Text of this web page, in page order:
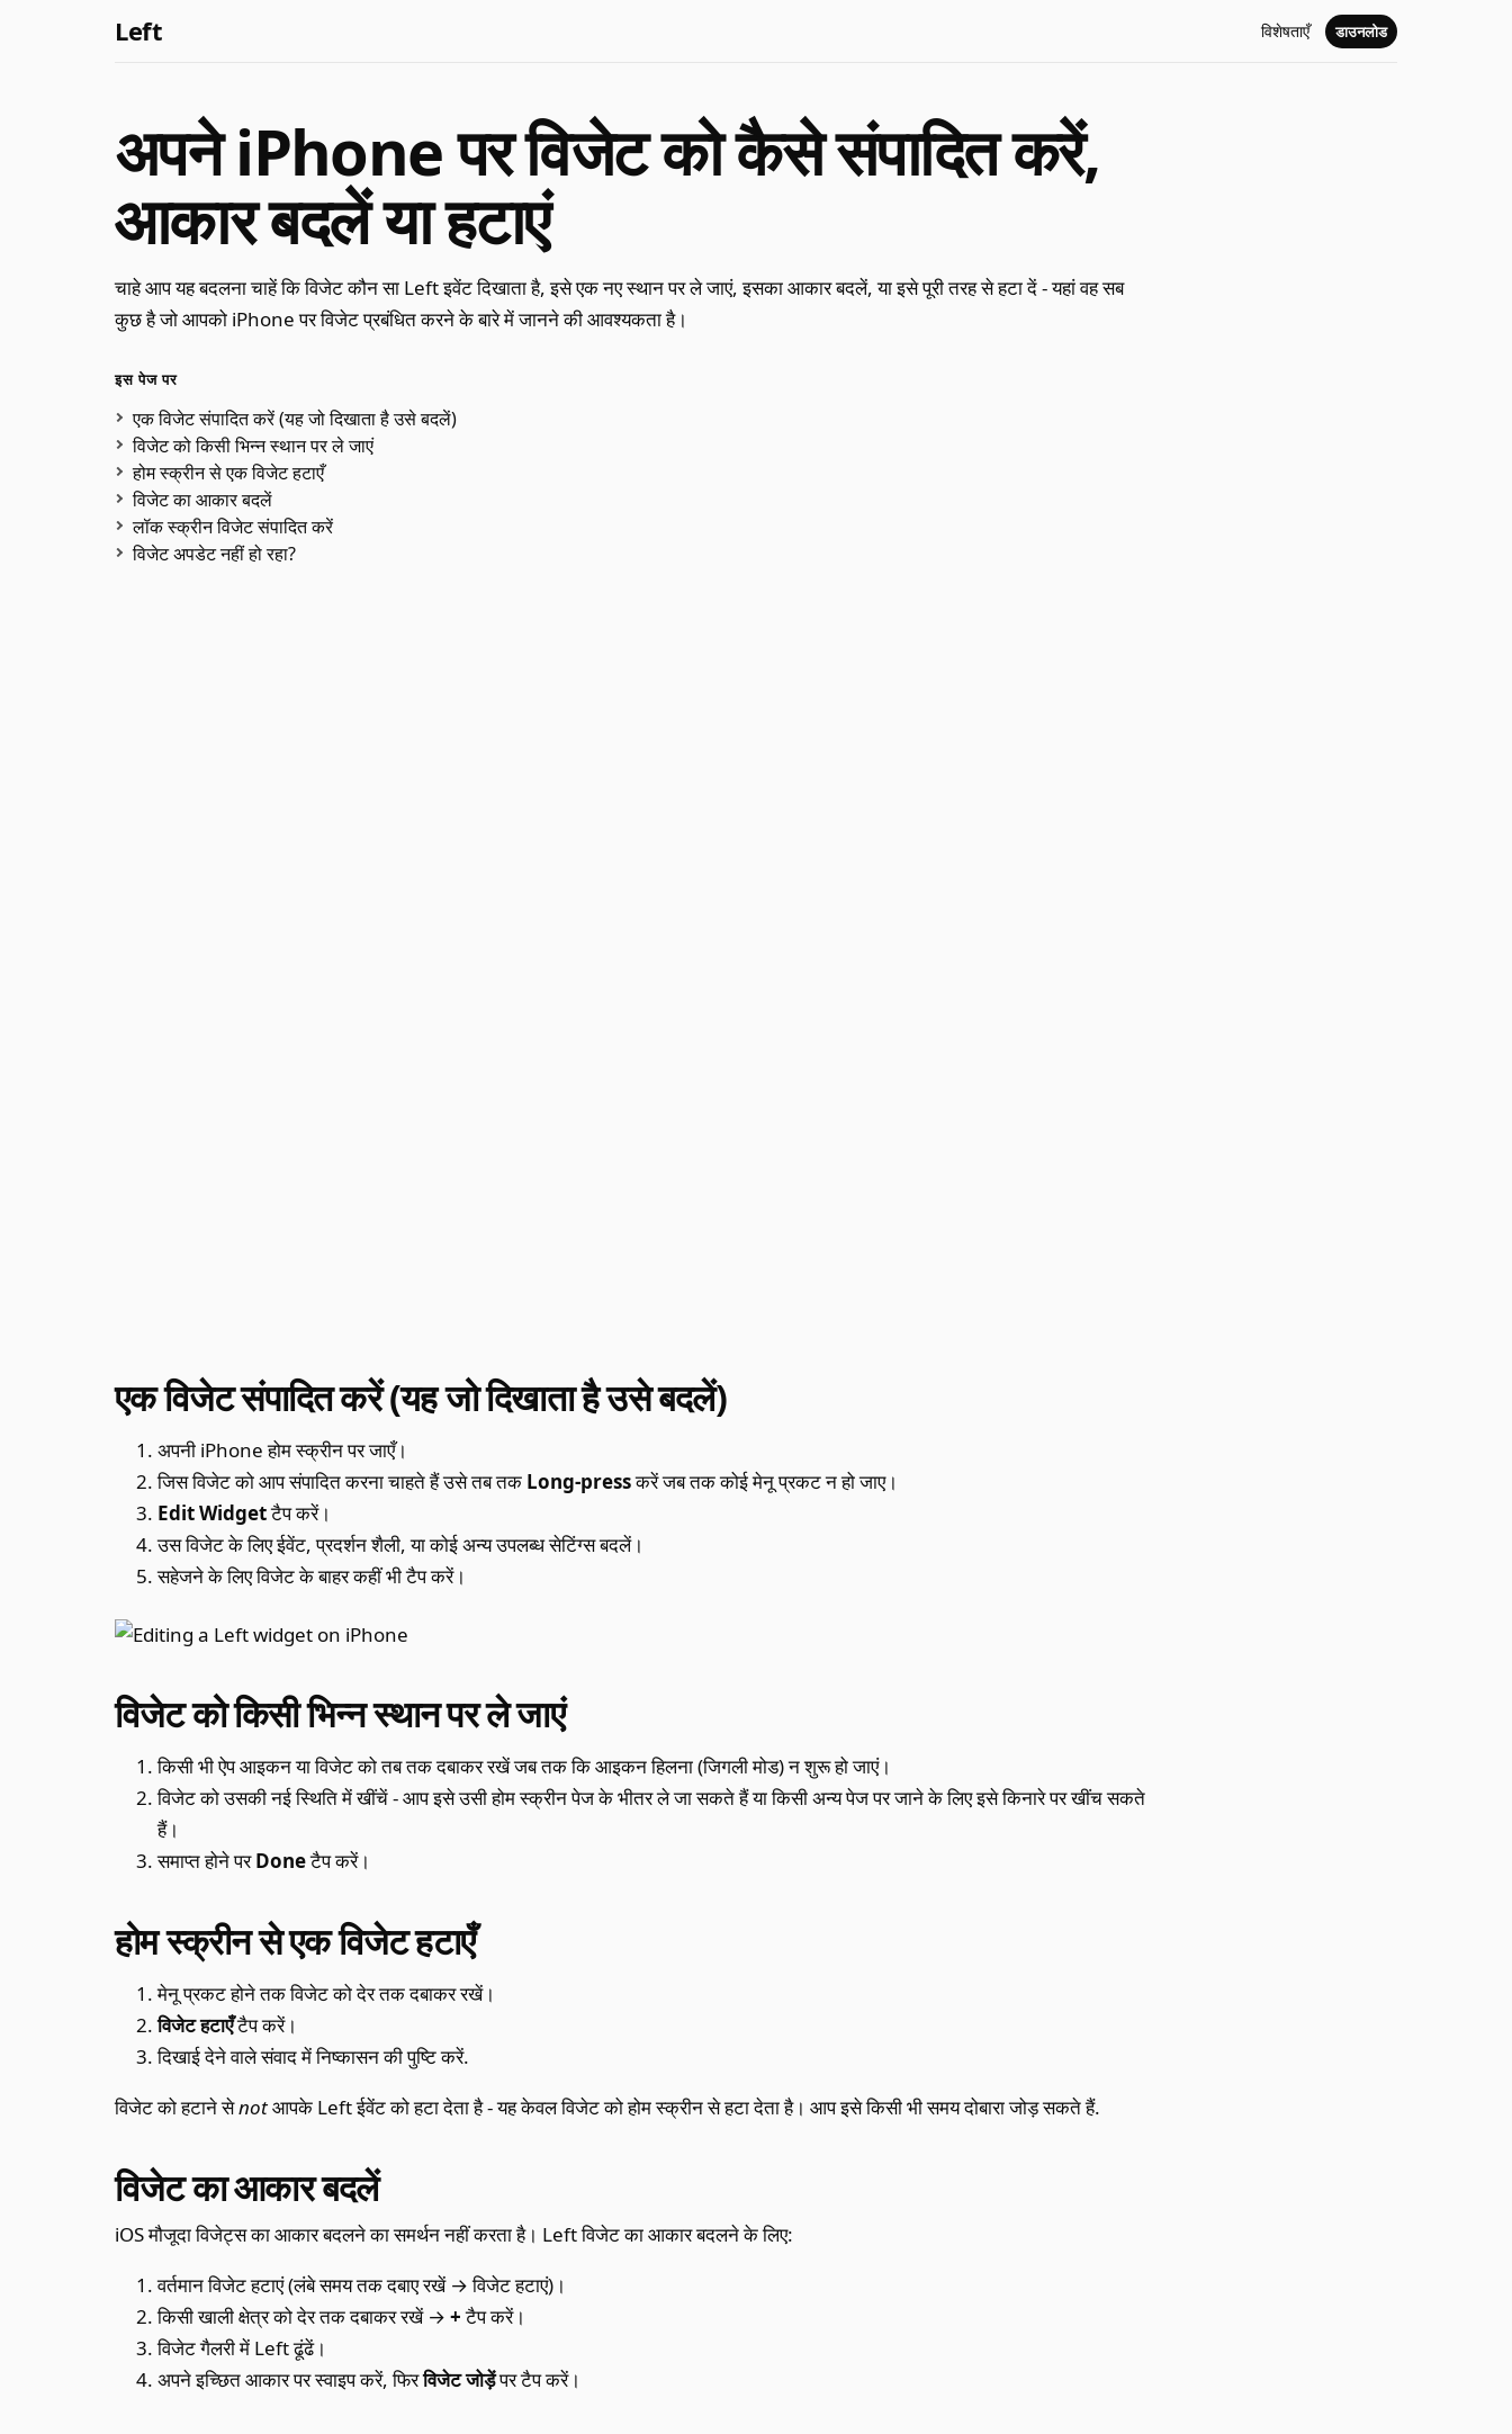
Left विशेषताएँ डाउनलोड
अपने iPhone पर विजेट को कैसे संपादित करें,
आकार बदलें या हटाएं
चाहे आप यह बदलना चाहें कि विजेट कौन सा Left इवेंट दिखाता है, इसे एक नए स्थान पर ले जाएं, इसका आकार बदलें, या इसे पूरी तरह से हटा दें - यहां वह सब
कुछ है जो आपको iPhone पर विजेट प्रबंधित करने के बारे में जानने की आवश्यकता है।
इस पेज पर
एक विजेट संपादित करें (यह जो दिखाता है उसे बदलें)
विजेट को किसी भिन्न स्थान पर ले जाएं
होम स्क्रीन से एक विजेट हटाएँ
विजेट का आकार बदलें
लॉक स्क्रीन विजेट संपादित करें
विजेट अपडेट नहीं हो रहा?
एक विजेट संपादित करें (यह जो दिखाता है उसे बदलें)
अपनी iPhone होम स्क्रीन पर जाएँ।
जिस विजेट को आप संपादित करना चाहते हैं उसे तब तक Long-pressकरें जब तक कोई मेनू प्रकट न हो जाए।
Edit Widgetटैप करें।
उस विजेट के लिए ईवेंट, प्रदर्शन शैली, या कोई अन्य उपलब्ध सेटिंग्स बदलें।
सहेजने के लिए विजेट के बाहर कहीं भी टैप करें।
विजेट को किसी भिन्न स्थान पर ले जाएं
किसी भी ऐप आइकन या विजेट को तब तक दबाकर रखें जब तक कि आइकन हिलना (जिगली मोड) न शुरू हो जाएं।
विजेट को उसकी नई स्थिति में खींचें - आप इसे उसी होम स्क्रीन पेज के भीतर ले जा सकते हैं या किसी अन्य पेज पर जाने के लिए इसे किनारे पर खींच सकते
हैं।
समाप्त होने परDoneटैप करें।
होम स्क्रीन से एक विजेट हटाएँ
मेनू प्रकट होने तक विजेट को देर तक दबाकर रखें।
विजेट हटाएँटैप करें।
दिखाई देने वाले संवाद में निष्कासन की पुष्टि करें.
विजेट को हटाने सेnotआपके Left ईवेंट को हटा देता है - यह केवल विजेट को होम स्क्रीन से हटा देता है। आप इसे किसी भी समय दोबारा जोड़ सकते हैं.
विजेट का आकार बदलें
iOS मौजूदा विजेट्स का आकार बदलने का समर्थन नहीं करता है। Left विजेट का आकार बदलने के लिए:
वर्तमान विजेट हटाएं (लंबे समय तक दबाए रखें → विजेट हटाएं)।
किसी खाली क्षेत्र को देर तक दबाकर रखें →+टैप करें।
विजेट गैलरी में Left ढूंढें।
अपने इच्छित आकार पर स्वाइप करें, फिरविजेट जोड़ेंपर टैप करें।